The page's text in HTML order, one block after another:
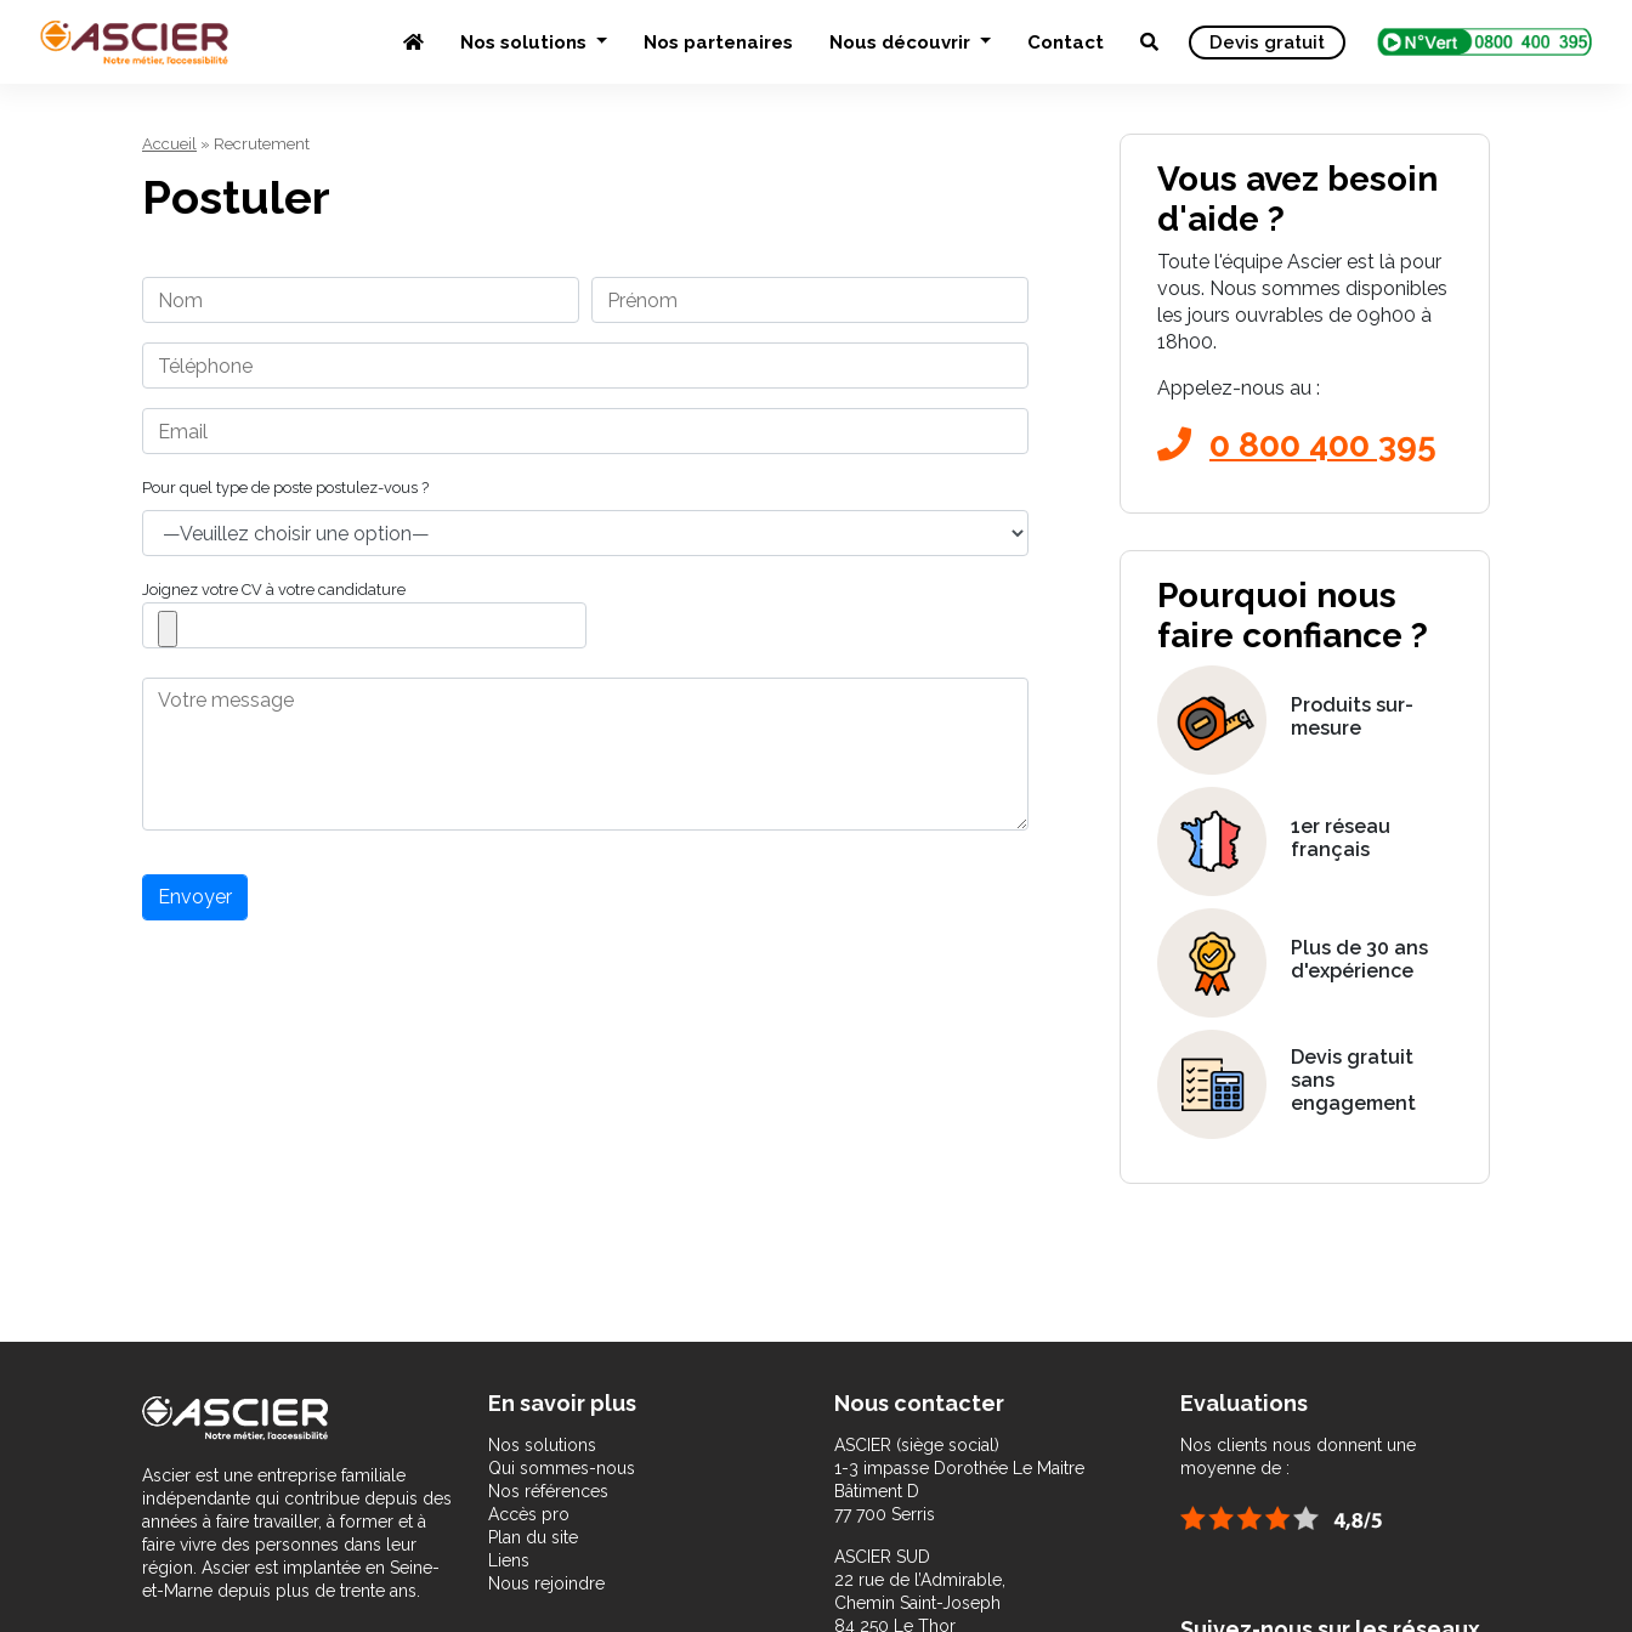
Nos solutions Nos partenaires Nous découvrir Contact Devis gratuit
Accueil » Recrutement
Postuler
Pour quel type de poste postulez-vous ?
Joignez votre CV à votre candidature
Vous avez besoin
d'aide ?
Toute l'équipe Ascier est là pour
vous. Nous sommes disponibles
les jours ouvrables de 09h00 à
18h00.
Appelez-nous au :
0 800 400 395
Pourquoi nous
faire confiance ?
Produits sur-
mesure
1er réseau
français
Plus de 30 ans
d'expérience
Devis gratuit
sans
engagement
Ascier est une entreprise familiale
indépendante qui contribue depuis des
années à faire travailler, à former et à
faire vivre des personnes dans leur
région. Ascier est implantée en Seine-
et-Marne depuis plus de trente ans.
En savoir plus
Nos solutions
Qui sommes-nous
Nos références
Accès pro
Plan du site
Liens
Nous rejoindre
Nous contacter
ASCIER (siège social)
1-3 impasse Dorothée Le Maitre
Bâtiment D
77 700 Serris
ASCIER SUD
22 rue de l’Admirable,
Chemin Saint-Joseph
84 250 Le Thor
Evaluations
Nos clients nous donnent une
moyenne de :